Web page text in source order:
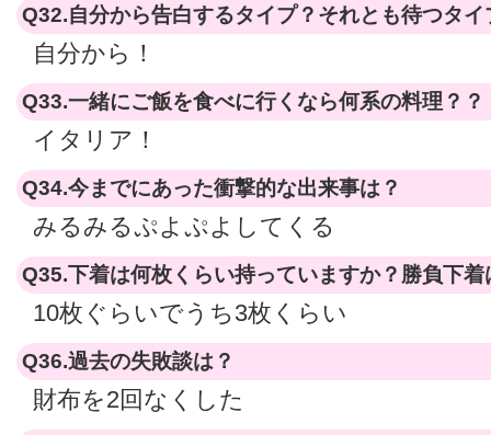
Q32.自分から告白するタイプ？それとも待つタイ
自分から！
Q33.一緒にご飯を食べに行くなら何系の料理？？
イタリア！
Q34.今までにあった衝撃的な出来事は？
みるみるぷよぷよしてくる
Q35.下着は何枚くらい持っていますか？勝負下着
10枚ぐらいでうち3枚くらい
Q36.過去の失敗談は？
財布を2回なくした